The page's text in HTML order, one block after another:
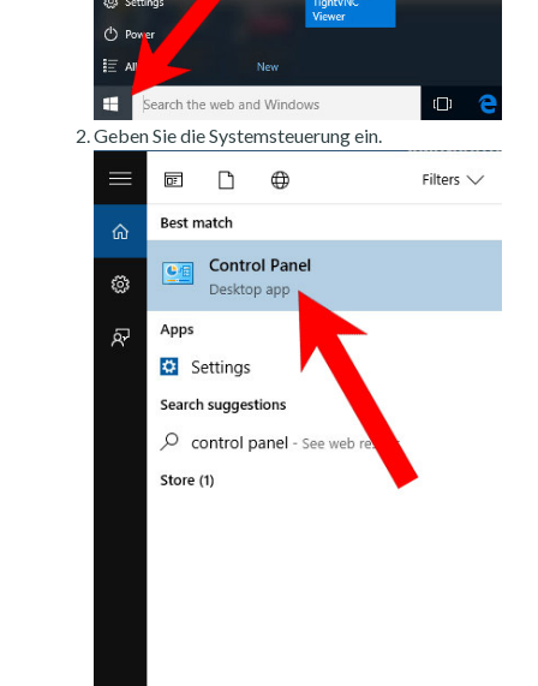
Geben Sie die Systemsteuerung ein.